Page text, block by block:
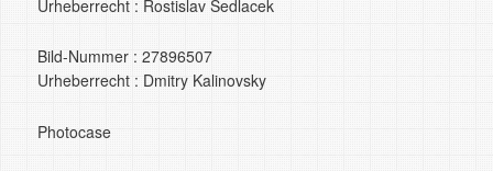
Urheberrecht : Rostislav Sedlacek
Bild-Nummer : 27896507
Urheberrecht : Dmitry Kalinovsky
Photocase